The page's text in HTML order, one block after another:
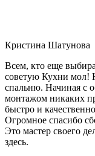
Кристина Шатунова
Всем, кто еще
советую Кухни мол!
спальню. Начиная с
монтажом никаких
быстро и
Огромное спасибо
Это мастер своего
здесь.